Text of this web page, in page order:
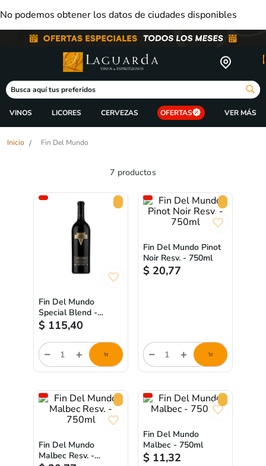
No podemos obtener los datos de ciudades disponibles
Busca aquí tus preferidos
VINOS LICORES CERVEZAS OFERTAS
Fin Del Mundo
7 productos
Fin Del Mundo
Special Blend -
750ml
$ 115,40
Cantidad
de
producto
Fin Del Mundo Pinot
Noir Resv. - 750ml
$ 20,77
Cantidad
de
producto
Fin Del Mundo
Malbec Resv. -
Fin Del Mundo
Malbec - 750ml
$ 11,32